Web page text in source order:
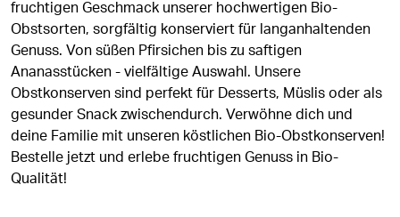
fruchtigen Geschmack unserer hochwertigen Bio-
Obstsorten, sorgfältig konserviert für langanhaltenden
Genuss. Von süßen Pfirsichen bis zu saftigen
Ananasstücken - vielfältige Auswahl. Unsere
Obstkonserven sind perfekt für Desserts, Müslis oder als
gesunder Snack zwischendurch. Verwöhne dich und
deine Familie mit unseren köstlichen Bio-Obstkonserven!
Bestelle jetzt und erlebe fruchtigen Genuss in Bio-
Qualität!